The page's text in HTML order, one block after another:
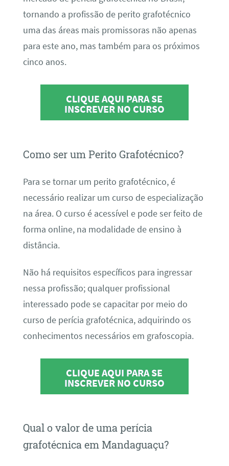
tornando a profissão de perito grafotécnico
uma das áreas mais promissoras não apenas
para este ano, mas também para os próximos
cinco anos.
CLIQUE AQUI PARA SE
INSCREVER NO CURSO
Como ser um Perito Grafotécnico?
Para se tornar um perito grafotécnico, é
necessário realizar um curso de especialização
na área. O curso é acessível e pode ser feito de
forma online, na modalidade de ensino à
distância.
Não há requisitos específicos para ingressar
nessa profissão; qualquer profissional
interessado pode se capacitar por meio do
curso de perícia grafotécnica, adquirindo os
conhecimentos necessários em grafoscopia.
CLIQUE AQUI PARA SE
INSCREVER NO CURSO
Qual o valor de uma perícia
grafotécnica em Mandaguaçu?